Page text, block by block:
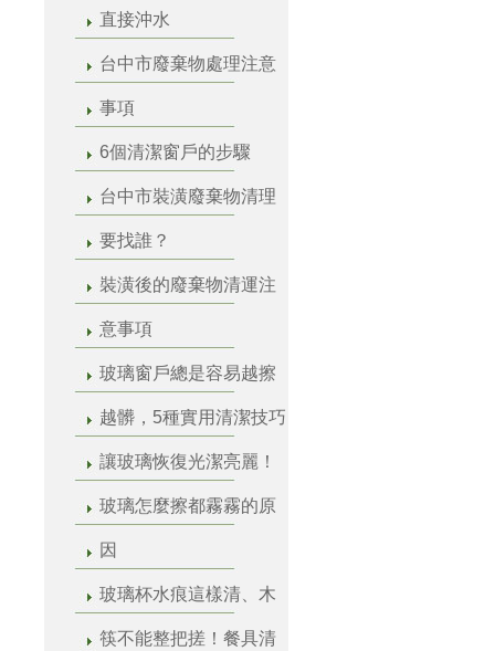
直接沖水
台中市廢棄物處理注意
事項
6個清潔窗戶的步驟
台中市裝潢廢棄物清理
要找誰？
裝潢後的廢棄物清運注
意事項
玻璃窗戶總是容易越擦
越髒，5種實用清潔技巧
讓玻璃恢復光潔亮麗！
玻璃怎麼擦都霧霧的原
因
玻璃杯水痕這樣清、木
筷不能整把搓！餐具清